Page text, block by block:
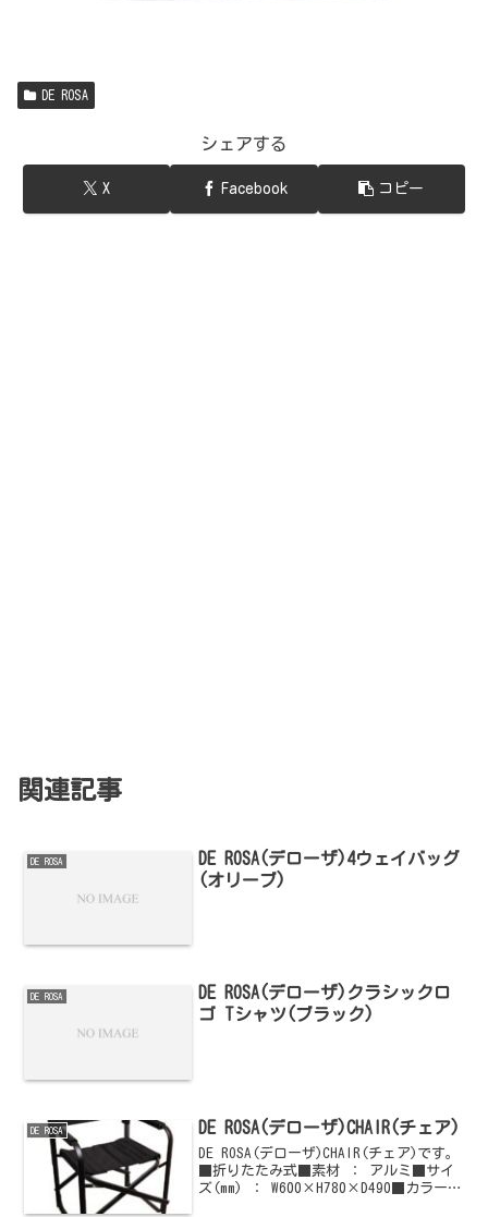
DE ROSA
シェアする
X Facebook コピー
関連記事
DE ROSA
DE ROSA(デローザ)4ウェイバッグ
(オリーブ)
DE ROSA
DE ROSA(デローザ)クラシックロ
ゴ Tシャツ(ブラック)
DE ROSA DE ROSA(デローザ)CHAIR(チェア)
DE ROSA(デローザ)CHAIR(チェア)です。
■折りたたみ式■素材 ： アルミ■サイ
ズ(mm) ： W600×H780×D490■カラー